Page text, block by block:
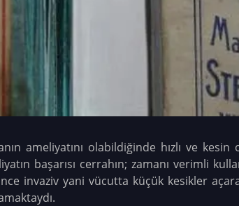
ameliyatını olabildiğinde hızlı ve
başarısı cerrahın; zamanı verimli
invaziv yani vücutta küçük kesikler